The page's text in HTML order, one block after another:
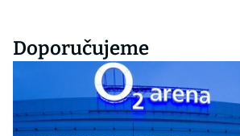
Doporučujeme